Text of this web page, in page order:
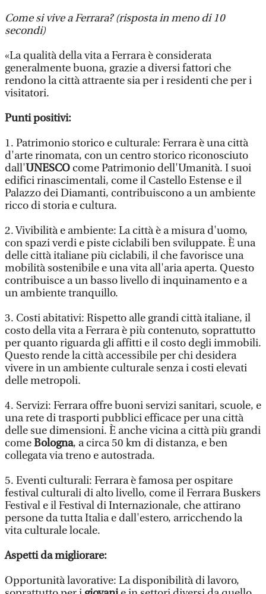
Come si vive a Ferrara? (risposta in meno di 10
secondi)
«La qualità della vita a Ferrara è considerata
generalmente buona, grazie a diversi fattori che
rendono la città attraente sia per i residenti che per i
visitatori.
Punti positivi:
1. Patrimonio storico e culturale: Ferrara è una città
d'arte rinomata, con un centro storico riconosciuto
dall'UNESCO come Patrimonio dell'Umanità. I suoi
edifici rinascimentali, come il Castello Estense e il
Palazzo dei Diamanti, contribuiscono a un ambiente
ricco di storia e cultura.
2. Vivibilità e ambiente: La città è a misura d'uomo,
con spazi verdi e piste ciclabili ben sviluppate. È una
delle città italiane più ciclabili, il che favorisce una
mobilità sostenibile e una vita all'aria aperta. Questo
contribuisce a un basso livello di inquinamento e a
un ambiente tranquillo.
3. Costi abitativi: Rispetto alle grandi città italiane, il
costo della vita a Ferrara è più contenuto, soprattutto
per quanto riguarda gli affitti e il costo degli immobili.
Questo rende la città accessibile per chi desidera
vivere in un ambiente culturale senza i costi elevati
delle metropoli.
4. Servizi: Ferrara offre buoni servizi sanitari, scuole, e
una rete di trasporti pubblici efficace per una città
delle sue dimensioni. È anche vicina a città più grandi
comeBologna, a circa 50 km di distanza, e ben
collegata via treno e autostrada.
5. Eventi culturali: Ferrara è famosa per ospitare
festival culturali di alto livello, come il Ferrara Buskers
Festival e il Festival di Internazionale, che attirano
persone da tutta Italia e dall'estero, arricchendo la
vita culturale locale.
Aspetti da migliorare:
Opportunità lavorative: La disponibilità di lavoro,